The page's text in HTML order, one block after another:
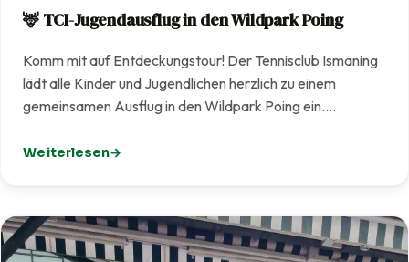
🦌 TCI-Jugendausflug in den Wildpark Poing
Komm mit auf Entdeckungstour! Der Tennisclub Ismaning
lädt alle Kinder und Jugendlichen herzlich zu einem
gemeinsamen Ausflug in den Wildpark Poing ein.…
Weiterlesen
: 🦌 TCI-Jugendausflug in den Wildpark Poing